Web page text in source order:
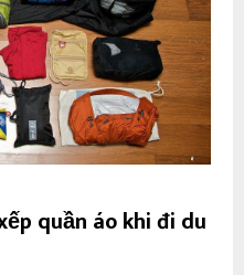
quần áo khi đi du